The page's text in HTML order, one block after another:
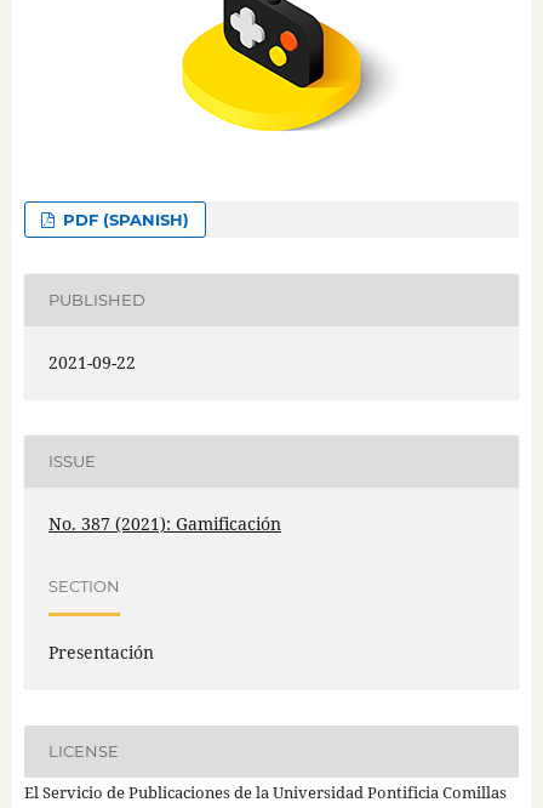
PDF (SPANISH)
PUBLISHED
2021-09-22
ISSUE
No. 387 (2021): Gamificación
SECTION
Presentación
LICENSE
El Servicio de Publicaciones de la Universidad Pontificia Comillas